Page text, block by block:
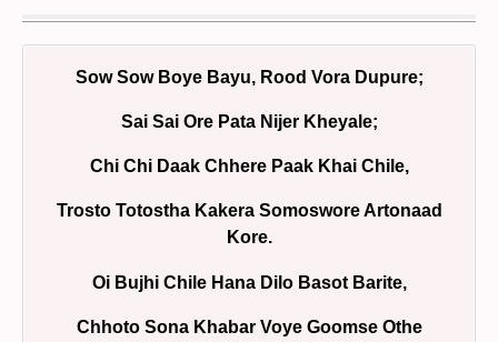
Sow Sow Boye Bayu, Rood Vora Dupure;
Sai Sai Ore Pata Nijer Kheyale;
Chi Chi Daak Chhere Paak Khai Chile,
Trosto Totostha Kakera Somoswore Artonaad
Kore.
Oi Bujhi Chile Hana Dilo Basot Barite,
Chhoto Sona Khabar Voye Goomse Othe